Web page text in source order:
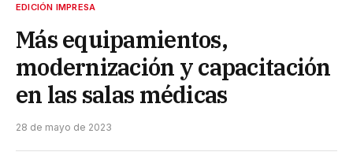
EDICIÓN IMPRESA
Más equipamientos,
modernización y capacitación
en las salas médicas
28 de mayo de 2023